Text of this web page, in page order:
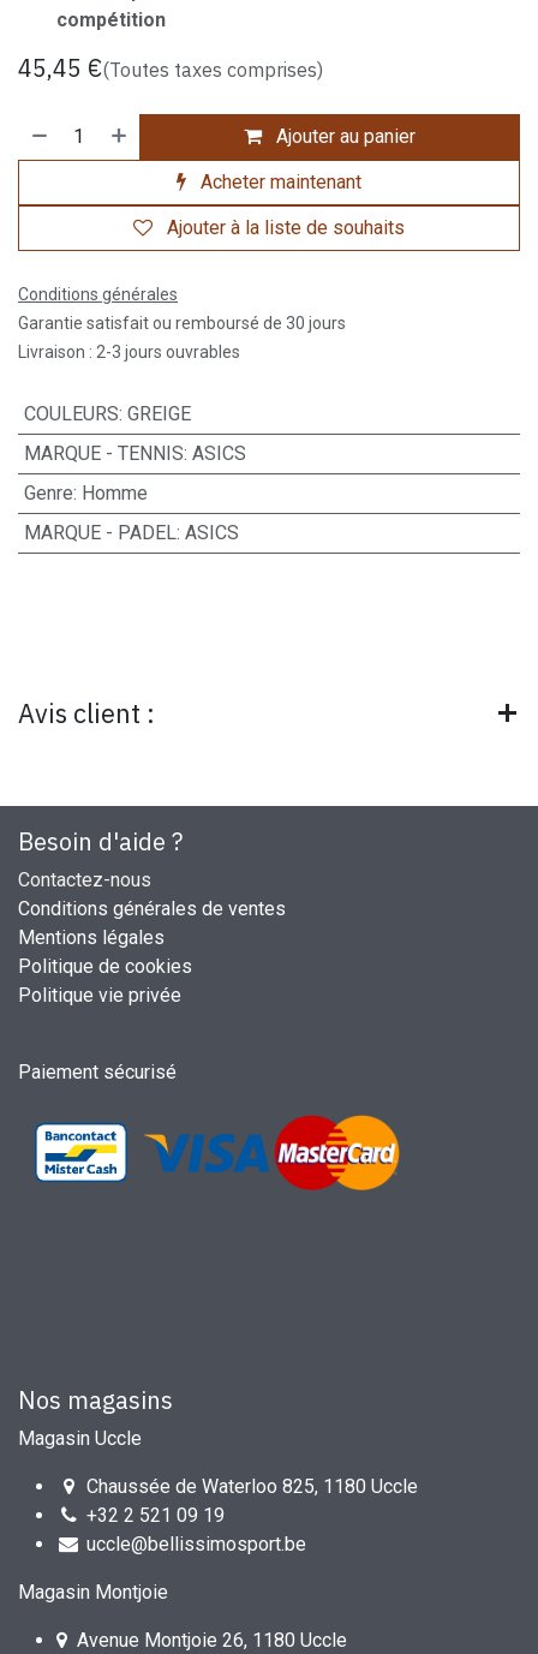
compétition
45,45 €(Toutes taxes comprises)
Ajouter au panier
Acheter maintenant
Ajouter à la liste de souhaits
Conditions générales
Garantie satisfait ou remboursé de 30 jours
Livraison : 2-3 jours ouvrables
COULEURS: GREIGE
MARQUE - TENNIS: ASICS
Genre: Homme
MARQUE - PADEL: ASICS
Avis client :
Besoin d'aide ?
Contactez-nous
Conditions générales de ventes
Mentions légales
Politique de cookies
Politique vie privée
Paiement sécurisé
Nos magasins
Magasin Uccle
Chaussée de Waterloo 825, 1180 Uccle
+32 2 521 09 19
uccle@bellissimosport.be
Magasin Montjoie
Avenue Montjoie 26, 1180 Uccle